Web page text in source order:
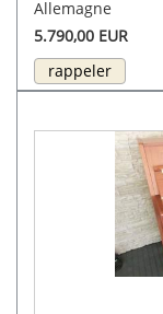
Allemagne
5.790,00 EUR
rappeler